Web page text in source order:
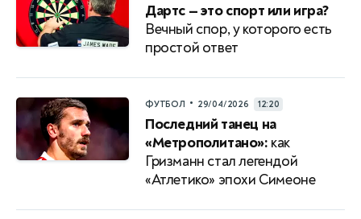
Дартс — это спорт или игра?
Вечный спор, у которого есть
простой ответ
ФУТБОЛ • 29/04/2026 12:20
Последний танец на
«Метрополитано»: как
Гризманн стал легендой
«Атлетико» эпохи Симеоне